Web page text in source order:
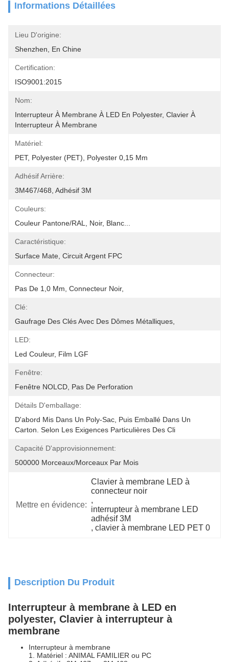
Informations Détaillées
Lieu D'origine:
Shenzhen, En Chine
Certification:
ISO9001:2015
Nom:
Interrupteur À Membrane À LED En Polyester, Clavier À
Interrupteur À Membrane
Matériel:
PET, Polyester (PET), Polyester 0,15 Mm
Adhésif Arrière:
3M467/468, Adhésif 3M
Couleurs:
Couleur Pantone/RAL, Noir, Blanc...
Caractéristique:
Surface Mate, Circuit Argent FPC
Connecteur:
Pas De 1,0 Mm, Connecteur Noir,
Clé:
Gaufrage Des Clés Avec Des Dômes Métalliques,
LED:
Led Couleur, Film LGF
Fenêtre:
Fenêtre NOLCD, Pas De Perforation
Détails D'emballage:
D'abord Mis Dans Un Poly-Sac, Puis Emballé Dans Un
Carton. Selon Les Exigences Particulières Des Cli
Capacité D'approvisionnement:
500000 Morceaux/morceaux Par Mois
Mettre en évidence:
Clavier à membrane LED à
connecteur noir
,
interrupteur à membrane LED
adhésif 3M
, clavier à membrane LED PET 0
Description Du Produit
Interrupteur à membrane à LED en
polyester, Clavier à interrupteur à
membrane
Interrupteur à membrane
1. Matériel : ANIMAL FAMILIER ou PC